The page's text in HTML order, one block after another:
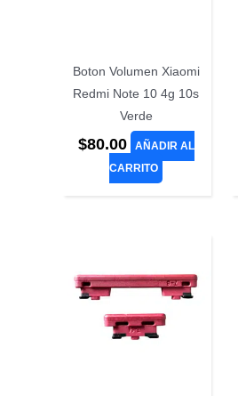
Boton Volumen Xiaomi
Redmi Note 10 4g 10s
Verde
$80.00
AÑADIR AL
CARRITO